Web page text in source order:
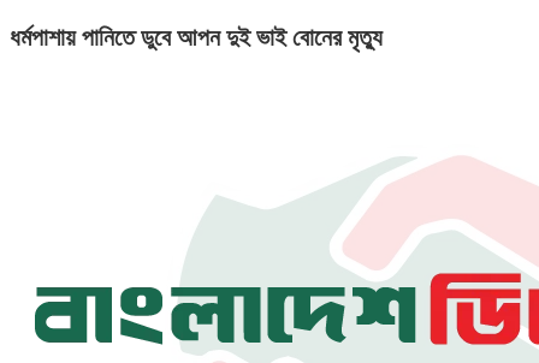
ধর্মপাশায় পানিতে ডুবে আপন দুই ভাই বোনের মৃত্যু